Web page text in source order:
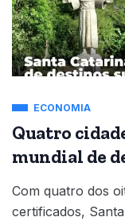
ECONOMIA
Quatro
mundial de
Com quatro dos
certificados,